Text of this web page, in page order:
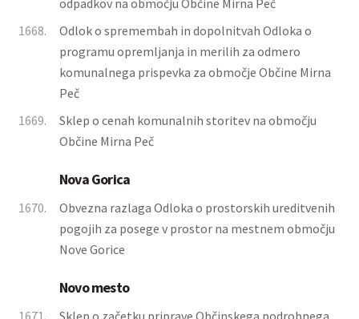
odpadkov na območju Občine Mirna Peč
1668.
Odlok o spremembah in dopolnitvah Odloka o
programu opremljanja in merilih za odmero
komunalnega prispevka za območje Občine Mirna
Peč
1669.
Sklep o cenah komunalnih storitev na območju
Občine Mirna Peč
Nova Gorica
1670.
Obvezna razlaga Odloka o prostorskih ureditvenih
pogojih za posege v prostor na mestnem območju
Nove Gorice
Novo mesto
1671.
Sklep o začetku priprave Občinskega podrobnega